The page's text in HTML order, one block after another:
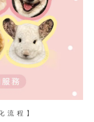
流 程 】